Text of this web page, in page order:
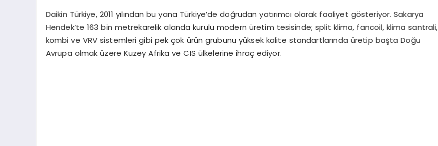
Daikin Türkiye, 2011 yılından bu yana Türkiye’de doğrudan yatırımcı olarak faaliyet gösteriyor. Sakarya
Hendek’te 163 bin metrekarelik alanda kurulu modern üretim tesisinde; split klima, fancoil, klima santrali,
kombi ve VRV sistemleri gibi pek çok ürün grubunu yüksek kalite standartlarında üretip başta Doğu
Avrupa olmak üzere Kuzey Afrika ve CIS ülkelerine ihraç ediyor.